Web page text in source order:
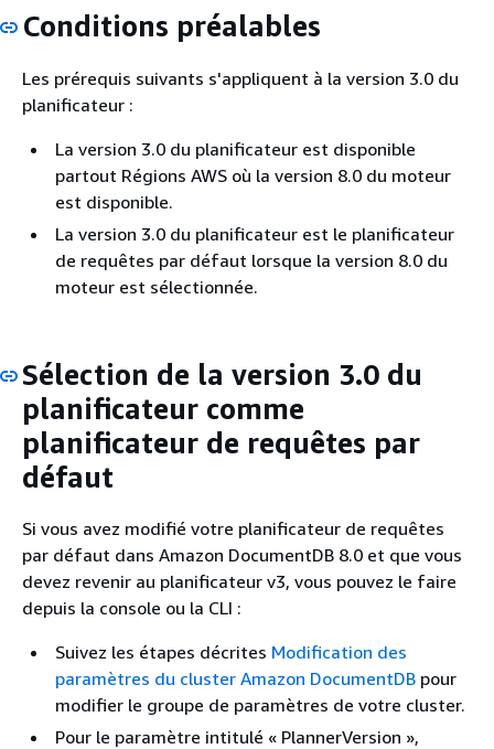
Conditions préalables
Les prérequis suivants s'appliquent à la version 3.0 du
planificateur :
La version 3.0 du planificateur est disponible
partout Régions AWS où la version 8.0 du moteur
est disponible.
La version 3.0 du planificateur est le planificateur
de requêtes par défaut lorsque la version 8.0 du
moteur est sélectionnée.
Sélection de la version 3.0 du
planificateur comme
planificateur de requêtes par
défaut
Si vous avez modifié votre planificateur de requêtes
par défaut dans Amazon DocumentDB 8.0 et que vous
devez revenir au planificateur v3, vous pouvez le faire
depuis la console ou la CLI :
Suivez les étapes décrites Modification des
paramètres du cluster Amazon DocumentDB pour
modifier le groupe de paramètres de votre cluster.
Pour le paramètre intitulé « PlannerVersion »,